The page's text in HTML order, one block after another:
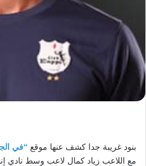
بنود غريبة جدا كشف عنها موقع “في
مع اللاعب زياد كمال لاعب وسط نادي إنبي